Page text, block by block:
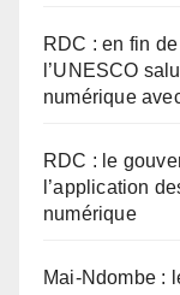
RDC : en fin
l’UNESCO
numérique
RDC : le
l’application
numérique
Mai-Ndombe :